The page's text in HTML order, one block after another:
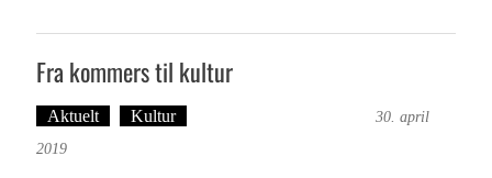
Fra kommers til kultur
Aktuelt Kultur
30. april
2019